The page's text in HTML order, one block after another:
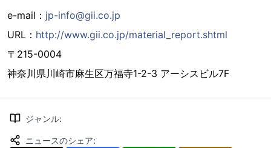
e-mail： jp-info@gii.co.jp
URL： http://www.gii.co.jp/material_report.shtml
〒215-0004
神奈川県川崎市麻生区万福寺1-2-3 アーシスビル7F
ジャンル:
ニュースのシェア: